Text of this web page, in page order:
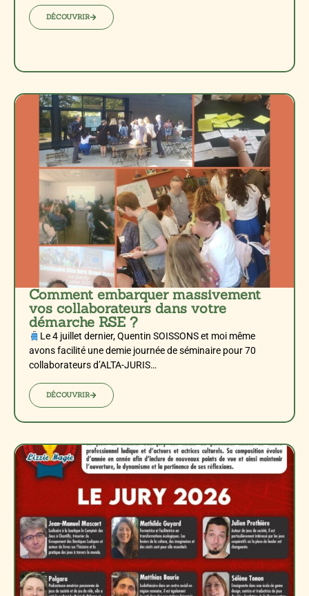
DÉCOUVRIR
Comment embarquer massivement
vos collaborateurs dans votre
démarche RSE ?
Le 4 juillet dernier, Quentin SOISSONS et moi même
avons facilité une demie journée de séminaire pour 70
collaborateurs d’ALTA-JURIS…
DÉCOUVRIR